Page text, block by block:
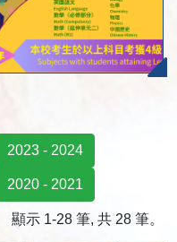
2023 - 2024
2020 - 2021
顯示 1-28 筆, 共 28 筆。